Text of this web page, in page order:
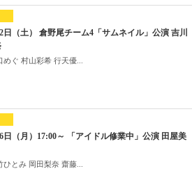
日（土） 倉野尾チーム4「サムネイル」公演 吉川
ぐ 村山彩希 行天優...
日（月）17:00～ 「アイドル修業中」公演 田屋美
とみ 岡田梨奈 齋藤...